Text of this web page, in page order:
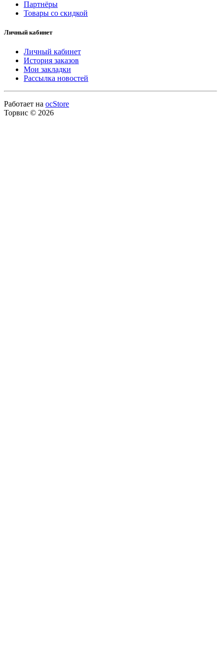
Партнёры
Товары со скидкой
Личный кабинет
Личный кабинет
История заказов
Мои закладки
Рассылка новостей
Работает на ocStore
Торвис © 2026